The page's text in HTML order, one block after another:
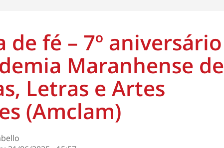
de fé – 7º aniversário
Maranhense de
Letras e Artes
(Amclam)